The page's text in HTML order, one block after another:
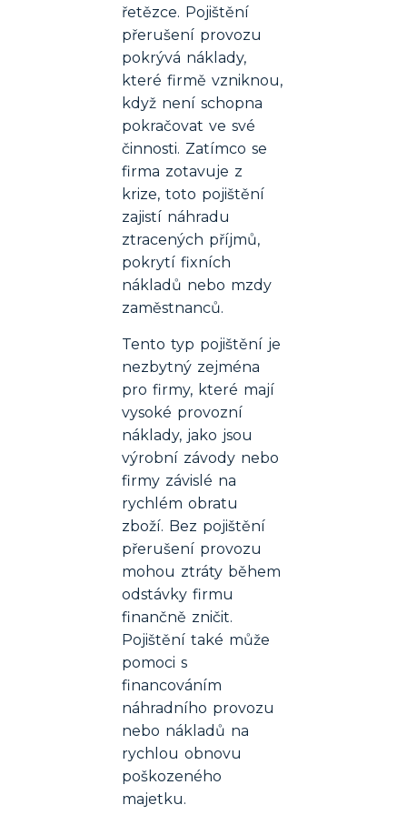
řetězce. Pojištění
přerušení provozu
pokrývá náklady,
které firmě vzniknou,
když není schopna
pokračovat ve své
činnosti. Zatímco se
firma zotavuje z
krize, toto pojištění
zajistí náhradu
ztracených příjmů,
pokrytí fixních
nákladů nebo mzdy
zaměstnanců.
Tento typ pojištění je
nezbytný zejména
pro firmy, které mají
vysoké provozní
náklady, jako jsou
výrobní závody nebo
firmy závislé na
rychlém obratu
zboží. Bez pojištění
přerušení provozu
mohou ztráty během
odstávky firmu
finančně zničit.
Pojištění také může
pomoci s
financováním
náhradního provozu
nebo nákladů na
rychlou obnovu
poškozeného
majetku.